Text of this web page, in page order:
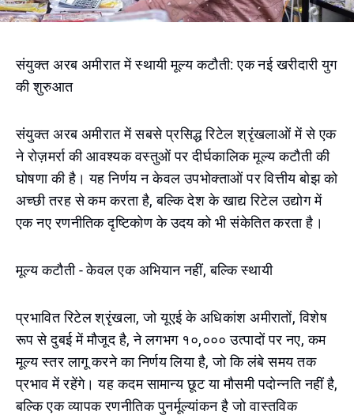
संयुक्त अरब अमीरात में स्थायी मूल्य कटौती: एक नई खरीदारी युग
की शुरुआत
संयुक्त अरब अमीरात में सबसे प्रसिद्ध रिटेल श्रृंखलाओं में से एक
ने रोज़मर्रा की आवश्यक वस्तुओं पर दीर्घकालिक मूल्य कटौती की
घोषणा की है। यह निर्णय न केवल उपभोक्ताओं पर वित्तीय बोझ को
अच्छी तरह से कम करता है, बल्कि देश के खाद्य रिटेल उद्योग में
एक नए रणनीतिक दृष्टिकोण के उदय को भी संकेतित करता है।
मूल्य कटौती - केवल एक अभियान नहीं, बल्कि स्थायी
प्रभावित रिटेल श्रृंखला, जो यूएई के अधिकांश अमीरातों, विशेष
रूप से दुबई में मौजूद है, ने लगभग १०,००० उत्पादों पर नए, कम
मूल्य स्तर लागू करने का निर्णय लिया है, जो कि लंबे समय तक
प्रभाव में रहेंगे। यह कदम सामान्य छूट या मौसमी पदोन्नति नहीं है,
बल्कि एक व्यापक रणनीतिक पुनर्मूल्यांकन है जो वास्तविक